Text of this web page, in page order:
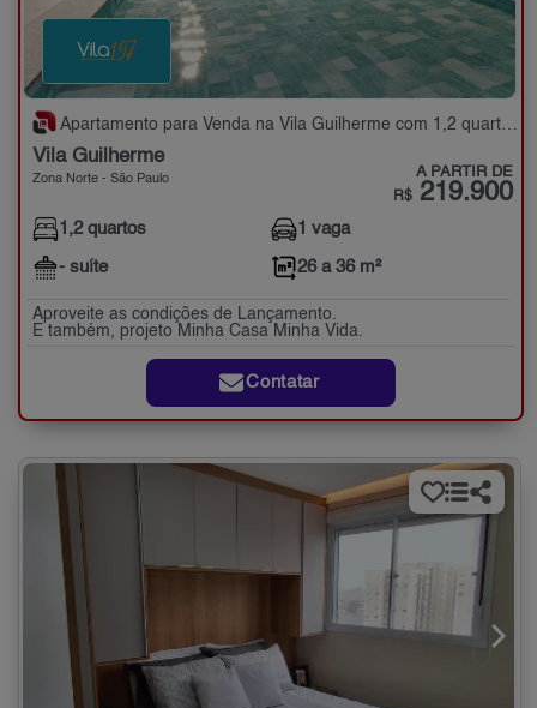
Apartamento para Venda na Vila Guilherme com 1,2 quartos - 26 a 36 m²
Vila Guilherme
Zona Norte - São Paulo A PARTIR DE
R$ 219.900
1,2 quartos
- suíte
1 vaga
26 a 36 m²
Aproveite as condições de Lançamento.
E também, projeto Minha Casa Minha Vida.
Contatar